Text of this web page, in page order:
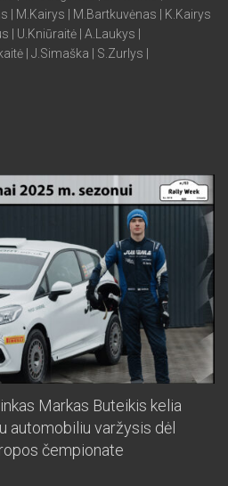
| M.Kairys | M.Bartkuvėnas | K.Kairys
| U.Kniūraitė | A.Laukys |
| J.Simaška | S.Zurlys |
Markas Buteikis kelia
automobiliu varžysis dėl
čempionate